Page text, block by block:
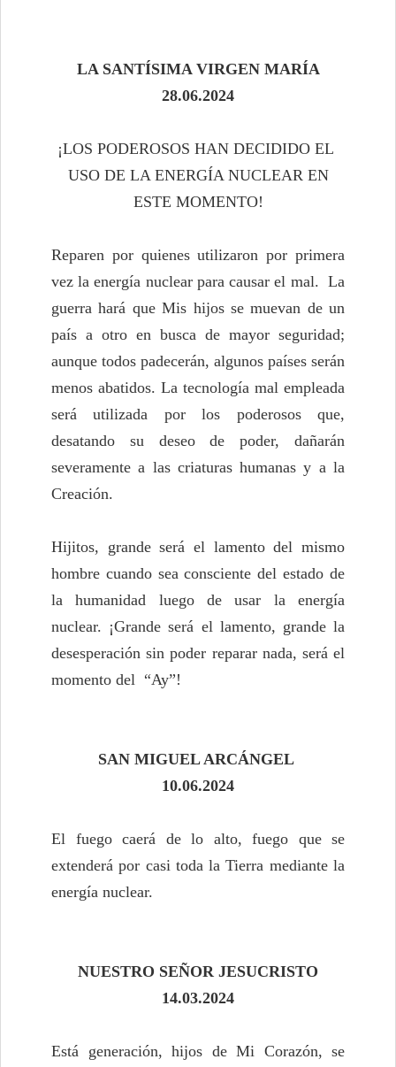
LA SANTÍSIMA VIRGEN MARÍA
28.06.2024
¡LOS PODEROSOS HAN DECIDIDO EL
USO DE LA ENERGÍA NUCLEAR EN
ESTE MOMENTO!
Reparen por quienes utilizaron por primera
vez la energía nuclear para causar el mal. La
guerra hará que Mis hijos se muevan de un
país a otro en busca de mayor seguridad;
aunque todos padecerán, algunos países serán
menos abatidos. La tecnología mal empleada
será utilizada por los poderosos que,
desatando su deseo de poder, dañarán
severamente a las criaturas humanas y a la
Creación.
Hijitos, grande será el lamento del mismo
hombre cuando sea consciente del estado de
la humanidad luego de usar la energía
nuclear. ¡Grande será el lamento, grande la
desesperación sin poder reparar nada, será el
momento del “Ay”!
SAN MIGUEL ARCÁNGEL
10.06.2024
El fuego caerá de lo alto, fuego que se
extenderá por casi toda la Tierra mediante la
energía nuclear.
NUESTRO SEÑOR JESUCRISTO
14.03.2024
Está generación, hijos de Mi Corazón, se